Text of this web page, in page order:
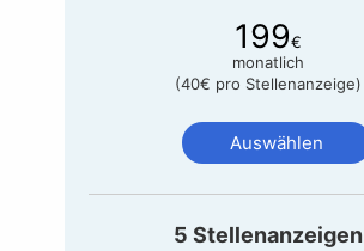
199€
monatlich
(40€ pro Stellenanzeige)
Auswählen
5 Stellenanzeigen